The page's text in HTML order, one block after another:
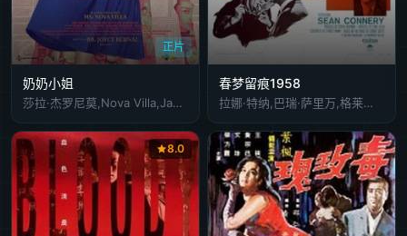
正片
奶奶小姐
莎拉·杰罗尼莫,Nova Villa,James Reid,冼立呒,Boboy Garovillo,诺尼·布埃诺卡米诺,洛特·德·莱昂,Ataska Mercado,Kim Molina,Marissa Delgado,Danita Paner,Pio Balbuena,Kedebon Colim,安吉莉·芭雅妮,Jojit Lorenzo,玛拉·洛佩兹,Maricar Dela Fuente,Sam Concepcion
春梦留痕1958
拉娜·特纳,巴瑞·萨里万,格莱妮丝·约翰斯
8.0